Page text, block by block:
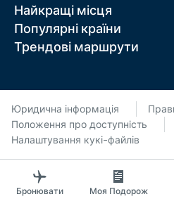
Найкращі місця
Популярні країни
Трендові маршрути
Юридична інформація
Положення про доступність
Налаштування кукі-файлів
Бронювати Моя Подорож